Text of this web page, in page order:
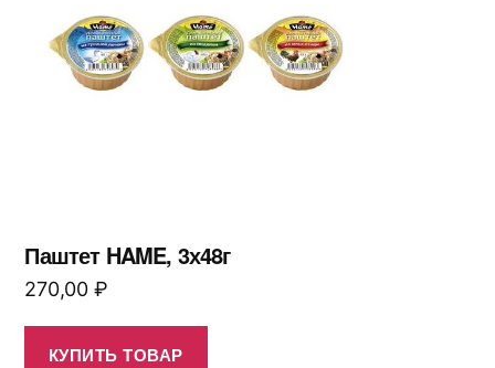
Паштет HAME, 3х48г
270,00 ₽
КУПИТЬ ТОВАР